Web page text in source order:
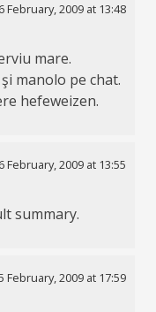
February, 2009 at 13:48
mare.
manolo pe chat.
hefeweizen.
February, 2009 at 13:55
summary.
February, 2009 at 17:59